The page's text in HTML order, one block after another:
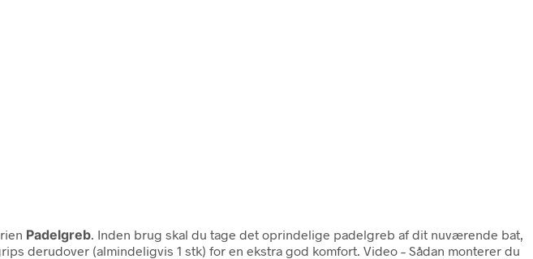
Padelgreb . Inden brug skal du tage det oprindelige padelgreb af dit nuværende bat,
derudover (almindeligvis 1 stk) for en ekstra god komfort. Video – Sådan monterer du